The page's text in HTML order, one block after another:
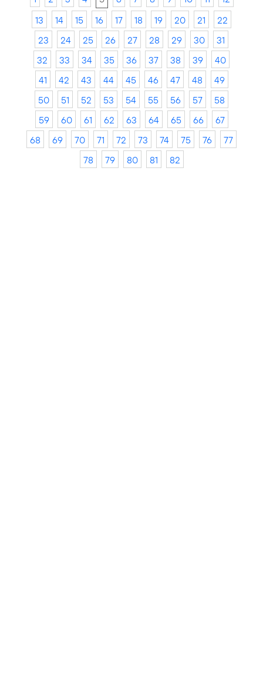
13
14 15 16 17 18 19 20 21
22
23
24 25 26 27 28 29 30
31
32
33 34 35 36 37 38 39
40
41
42 43 44 45 46 47 48
49
50
51 52 53 54 55 56 57
58
59
60 61 62 63 64 65 66
67
68
69 70 71 72 73 74 75 76
77
78
79 80 81 82